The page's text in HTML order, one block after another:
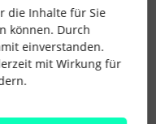
mal an.
die Inhalte für Sie
können. Durch
einverstanden.
mit Wirkung für